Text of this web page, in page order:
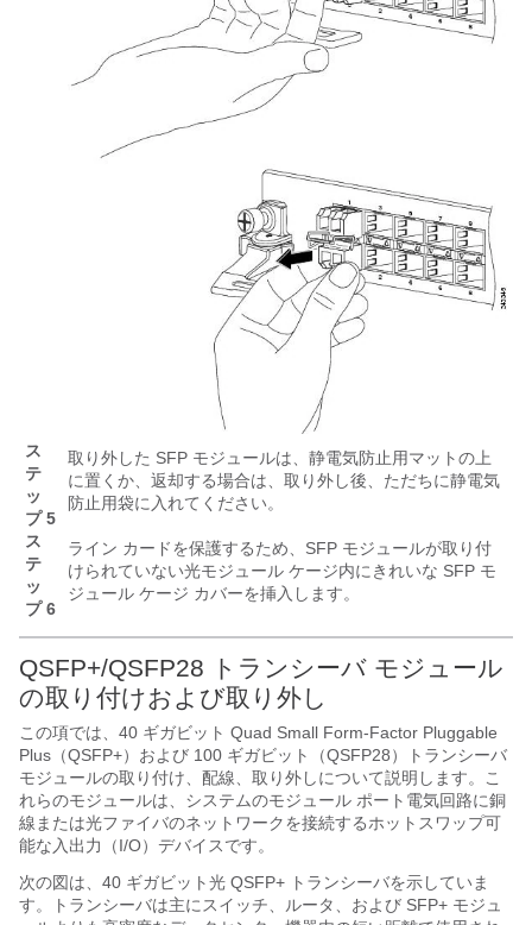
ス
テ
ッ
プ 5
取り外した SFP モジュールは、静電気防止用マットの上
に置くか、返却する場合は、取り外し後、ただちに静電気
防止用袋に入れてください。
ス
テ
ッ
プ 6
ライン カードを保護するため、SFP モジュールが取り付
けられていない光モジュール ケージ内にきれいな SFP モ
ジュール ケージ カバーを挿入します。
QSFP+/QSFP28 トランシーバ モジュール
の取り付けおよび取り外し
この項では、40 ギガビット Quad Small Form-Factor Pluggable
Plus（QSFP+）および 100 ギガビット（QSFP28）トランシーバ
モジュールの取り付け、配線、取り外しについて説明します。こ
れらのモジュールは、システムのモジュール ポート電気回路に銅
線または光ファイバのネットワークを接続するホットスワップ可
能な入出力（I/O）デバイスです。
次の図は、40 ギガビット光 QSFP+ トランシーバを示していま
す。トランシーバは主にスイッチ、ルータ、および SFP+ モジュ